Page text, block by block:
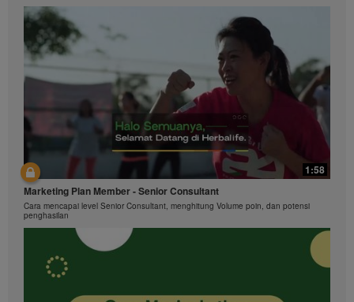
1:58
Marketing Plan Member - Senior Consultant
Cara mencapai level Senior Consultant, menghitung Volume poin, dan potensi
penghasilan